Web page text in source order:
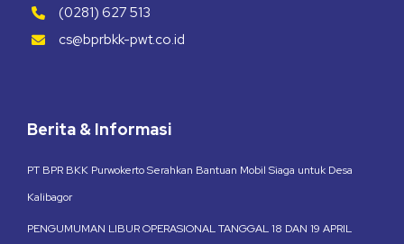
(0281) 627 513
cs@bprbkk-pwt.co.id
Berita & Informasi
PT BPR BKK Purwokerto Serahkan Bantuan Mobil Siaga untuk Desa
Kalibagor
PENGUMUMAN LIBUR OPERASIONAL TANGGAL 18 DAN 19 APRIL